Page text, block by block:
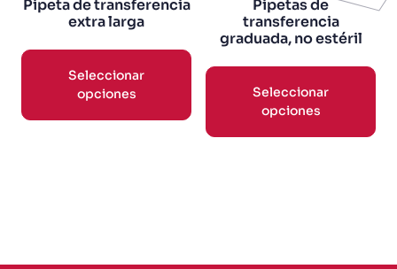
Pipeta de transferencia
extra larga
Seleccionar
opciones
Pipetas de
transferencia
graduada, no estéril
Seleccionar
opciones